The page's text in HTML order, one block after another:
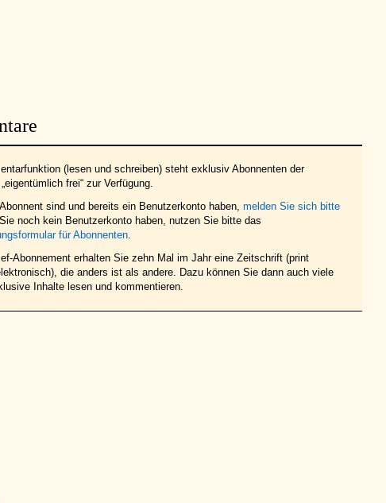
(lesen und schreiben) steht exklusiv Abonnenten der
frei“ zur Verfügung.
sind und bereits ein Benutzerkonto haben, melden Sie sich bitte
noch kein Benutzerkonto haben, nutzen Sie bitte das
für Abonnenten.
Abonnement erhalten Sie zehn Mal im Jahr eine Zeitschrift (print
die anders ist als andere. Dazu können Sie dann auch viele
Inhalte lesen und kommentieren.